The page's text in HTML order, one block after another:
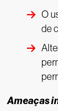
O
de
Ameaças